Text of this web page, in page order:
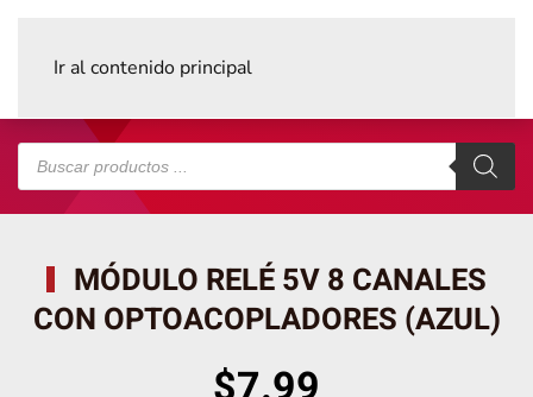
Ir al contenido principal
Búsqueda
de
productos
MÓDULO RELÉ 5V 8 CANALES
CON OPTOACOPLADORES (AZUL)